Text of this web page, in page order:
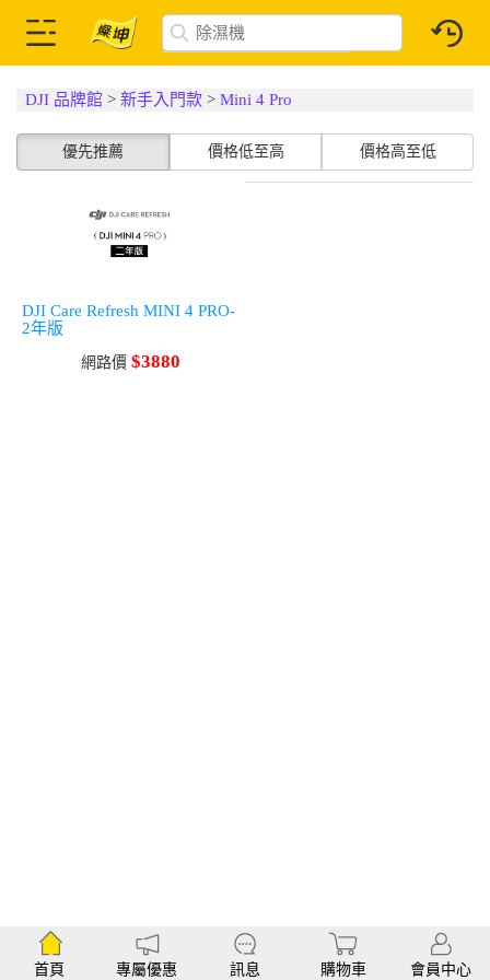
DJI 品牌館 >新手入門款 >Mini 4 Pro
優先推薦 價格低至高 價格高至低
DJI Care Refresh MINI 4 PRO-
2年版
網路價 $3880
首頁 專屬優惠 訊息 購物車 會員中心